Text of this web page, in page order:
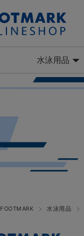
水泳用品
FOOTMARK 水泳用品